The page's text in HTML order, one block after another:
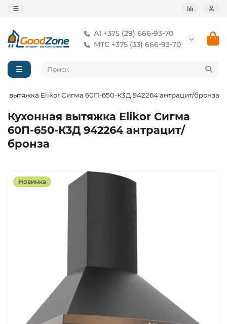
А1 +375 (29) 666-93-70
МТС +375 (33) 666-93-70
вытяжка Elikor Сигма 60П-650-К3Д 942264 антрацит/бронза
Кухонная вытяжка Elikor Сигма
60П-650-К3Д 942264 антрацит/
бронза
Новинка